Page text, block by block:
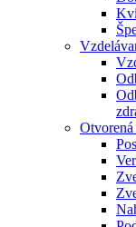
Otvorená